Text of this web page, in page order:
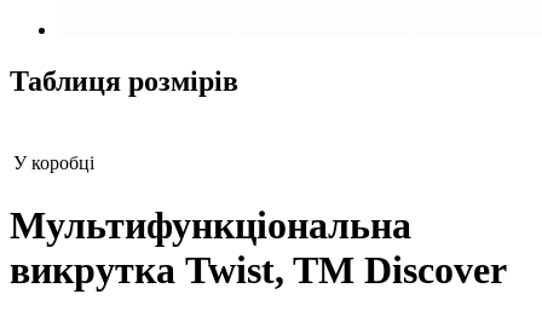
Таблиця розмірів
У коробці
Мультифункціональна
викрутка Twist, TM Discover